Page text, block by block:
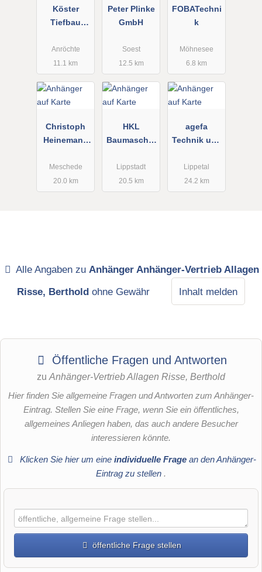
Köster
Tiefbau
Anröchte
11.1 km
Peter Plinke
GmbH
Soest
12.5 km
FOBATechni
k
Möhnesee
6.8 km
Christoph
Heinemann
Landtechnik
Meschede
20.0 km
HKL
Baumaschin
Center
Lippstadt
Lippstadt
20.5 km
agefa
Technik und
GmbH
Lippetal
24.2 km
Alle Angaben zu Anhänger Anhänger-Vertrieb Allagen
Risse, Berthold ohne Gewähr Inhalt melden
Öffentliche Fragen und Antworten
zu Anhänger-Vertrieb Allagen Risse, Berthold
Hier finden Sie allgemeine Fragen und Antworten zum Anhänger-
Eintrag. Stellen Sie eine Frage, wenn Sie ein öffentliches,
allgemeines Anliegen haben, das auch andere Besucher
interessieren könnte.
Klicken Sie hier um eine individuelle Fragean den Anhänger-
Eintrag zu stellen .
öffentliche Frage stellen